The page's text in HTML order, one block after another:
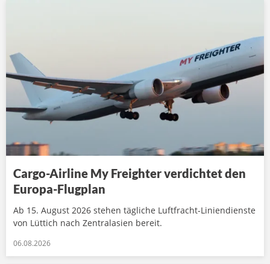
Cargo-Airline My Freighter verdichtet den
Europa-Flugplan
Ab 15. August 2026 stehen tägliche Luftfracht-Liniendienste
von Lüttich nach Zentralasien bereit.
06.08.2026